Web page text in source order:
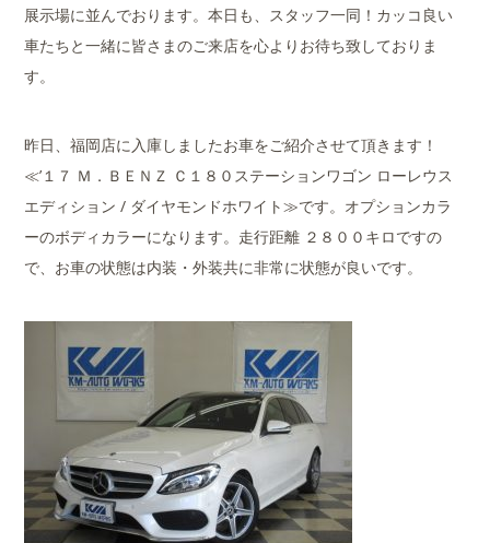
展示場に並んでおります。本日も、スタッフ一同！カッコ良い
車たちと一緒に皆さまのご来店を心よりお待ち致しておりま
す。
昨日、福岡店に入庫しましたお車をご紹介させて頂きます！
≪’１７ Ｍ．ＢＥＮＺ Ｃ１８０ステーションワゴン ローレウス
エディション / ダイヤモンドホワイト≫です。オプションカラ
ーのボディカラーになります。走行距離 ２８００キロですの
で、お車の状態は内装・外装共に非常に状態が良いです。